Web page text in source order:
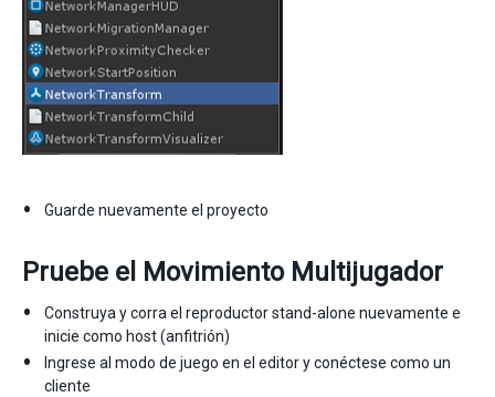
Guarde nuevamente el proyecto
Pruebe el Movimiento Multijugador
Construya y corra el reproductor stand-alone nuevamente e
inicie como host (anfitrión)
Ingrese al modo de juego en el editor y conéctese como un
cliente